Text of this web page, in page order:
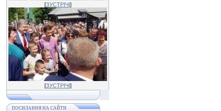
[ЗУСТРІЧІ]
[ЗУСТРІЧІ]
ПОСИЛАННЯ НА САЙТИ